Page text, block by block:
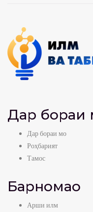
Дар бораи
Дар бораи мо
Роҳбарият
Тамос
Барномаҳо
Арши илм